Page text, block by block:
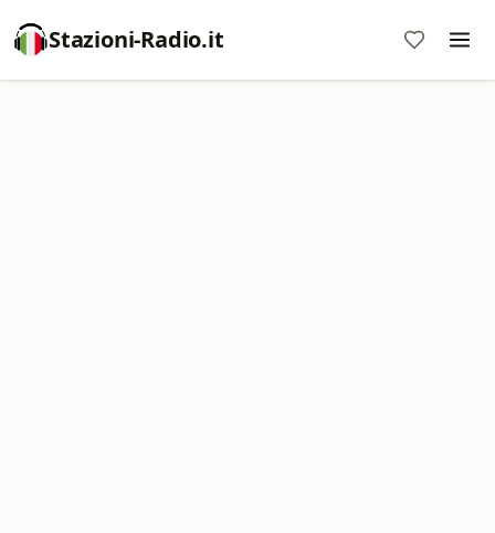
Stazioni-Radio.it